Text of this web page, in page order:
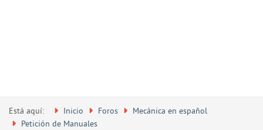
Está aquí: Inicio Foros
Mecánica en español
Petición de Manuales